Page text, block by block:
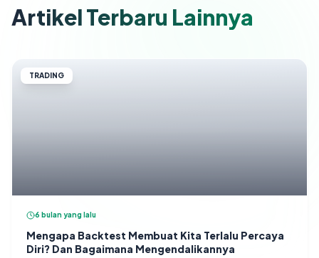
Artikel Terbaru Lainnya
TRADING
6 bulan yang lalu
Mengapa Backtest Membuat Kita Terlalu Percaya
Diri? Dan Bagaimana Mengendalikannya